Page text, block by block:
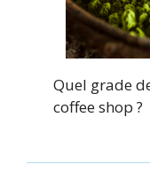
Quel grade
coffee shop ?